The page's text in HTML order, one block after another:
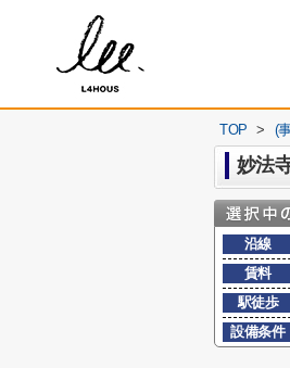
TOP > (
妙法
沿線
賃料
駅徒歩
設備条件